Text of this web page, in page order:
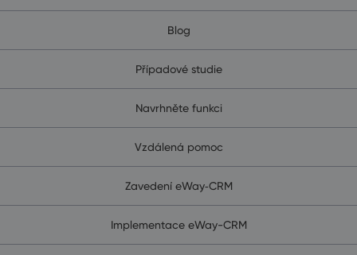
Blog
Případové studie
Navrhněte funkci
Vzdálená pomoc
Zavedení eWay‑CRM
Implementace eWay-CRM